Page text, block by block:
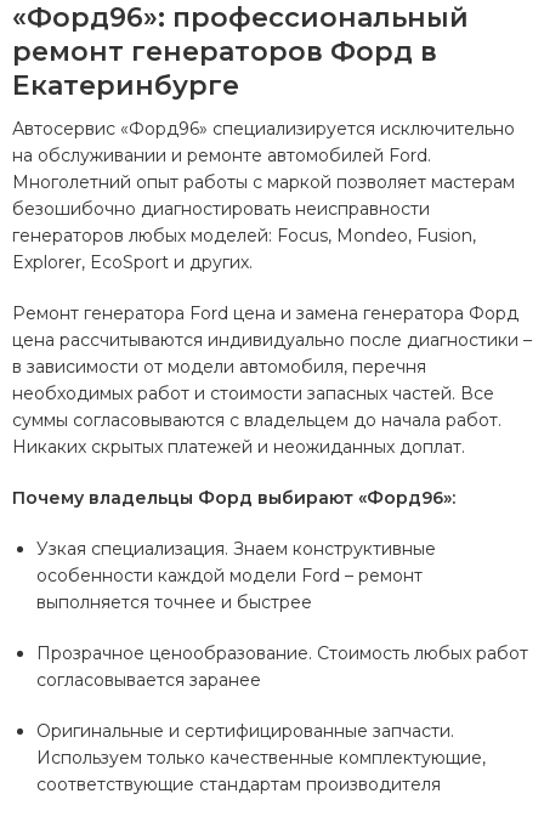
«Форд96»: профессиональный
ремонт генераторов Форд в
Екатеринбурге
Автосервис «Форд96» специализируется исключительно
на обслуживании и ремонте автомобилей Ford.
Многолетний опыт работы с маркой позволяет мастерам
безошибочно диагностировать неисправности
генераторов любых моделей: Focus, Mondeo, Fusion,
Explorer, EcoSport и других.
Ремонт генератора Ford цена и замена генератора Форд
цена рассчитываются индивидуально после диагностики –
в зависимости от модели автомобиля, перечня
необходимых работ и стоимости запасных частей. Все
суммы согласовываются с владельцем до начала работ.
Никаких скрытых платежей и неожиданных доплат.
Почему владельцы Форд выбирают «Форд96»:
Узкая специализация. Знаем конструктивные
особенности каждой модели Ford – ремонт
выполняется точнее и быстрее
Прозрачное ценообразование. Стоимость любых работ
согласовывается заранее
Оригинальные и сертифицированные запчасти.
Используем только качественные комплектующие,
соответствующие стандартам производителя